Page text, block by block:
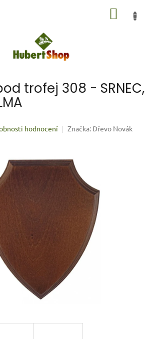
trofej 308 - SRNEC,
hodnocení Značka: Dřevo Novák